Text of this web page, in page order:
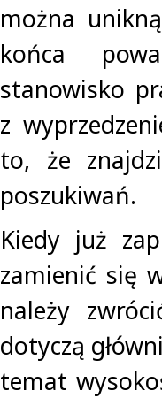
można
końca
stanowisko
z
to, że
poszukiwań.
Kiedy już
zamienić się
należy
dotyczą
temat